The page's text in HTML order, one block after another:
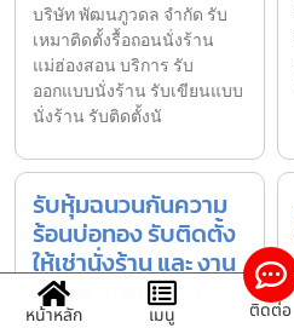
บริษัท พัฒนภูวดล จำกัด รับ
เหมาติดตั้งรื้อถอนนั่งร้าน
แม่ฮ่องสอน บริการ รับ
ออกแบบนั่งร้าน รับเขียนแบบ
นั่งร้าน รับติดตั้งนั
รับหุ้มฉนวนกันความ
ร้อนบ่อทอง รับติดตั้ง
ให้เช่านั่งร้าน และ งาน
หุ้มฉนวน ราคาถูก
หน้าหลัก เมนู ติดต่อ